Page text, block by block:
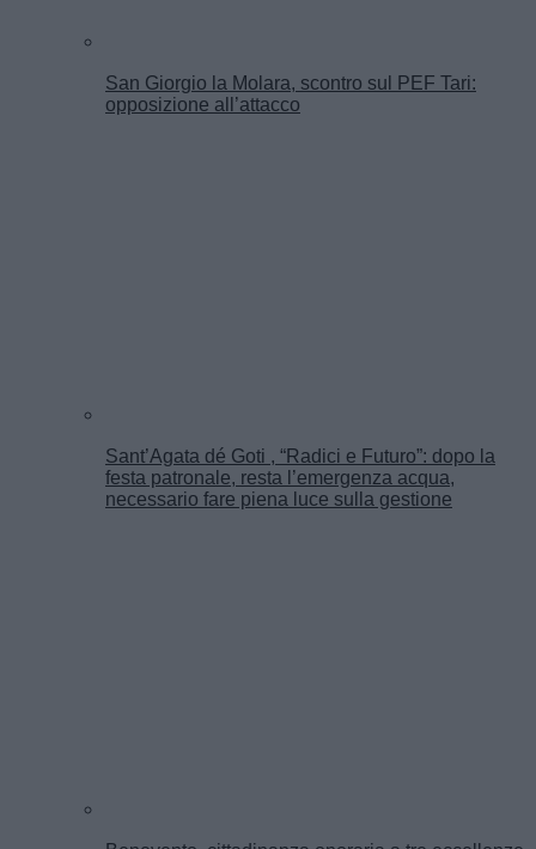
San Giorgio la Molara, scontro sul PEF Tari:
opposizione all’attacco
Sant’Agata dé Goti , “Radici e Futuro”: dopo la
festa patronale, resta l’emergenza acqua,
necessario fare piena luce sulla gestione